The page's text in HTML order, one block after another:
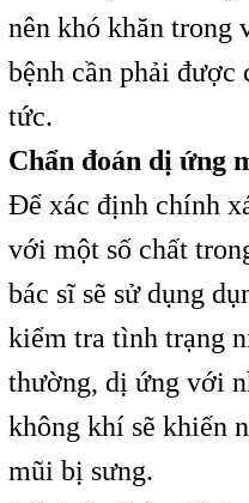
nên khó khăn trong
bệnh cần phải được
tức.
Chẩn đoán dị ứng
Để xác định chính
với một số chất
bác sĩ sẽ sử dụng
kiểm tra tình trạng
thường, dị ứng với
không khí sẽ khiến
mũi bị sưng.